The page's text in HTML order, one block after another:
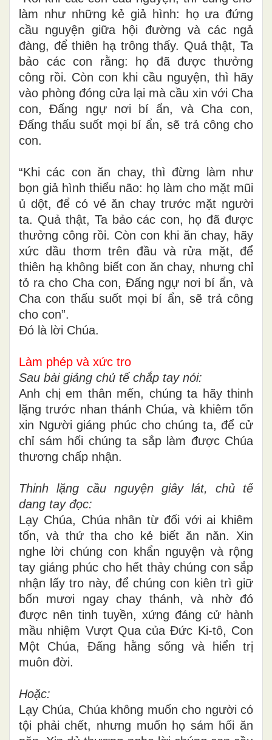
làm như những kẻ giả hình: họ ưa đứng
cầu nguyện giữa hội đường và các ngả
đàng, để thiên hạ trông thấy. Quả thật, Ta
bảo các con rằng: họ đã được thưởng
công rồi. Còn con khi cầu nguyện, thì hãy
vào phòng đóng cửa lại mà cầu xin với Cha
con, Ðấng ngự nơi bí ẩn, và Cha con,
Ðấng thấu suốt mọi bí ẩn, sẽ trả công cho
con.
“Khi các con ăn chay, thì đừng làm như
bọn giả hình thiểu não: họ làm cho mặt mũi
ủ dột, để có vẻ ăn chay trước mặt người
ta. Quả thật, Ta bảo các con, họ đã được
thưởng công rồi. Còn con khi ăn chay, hãy
xức dầu thơm trên đầu và rửa mặt, để
thiên hạ không biết con ăn chay, nhưng chỉ
tỏ ra cho Cha con, Ðấng ngự nơi bí ẩn, và
Cha con thấu suốt mọi bí ẩn, sẽ trả công
cho con”.
Ðó là lời Chúa.
Làm phép và xức tro
Sau bài giảng chủ tế chắp tay nói:
Anh chị em thân mến, chúng ta hãy thinh
lặng trước nhan thánh Chúa, và khiêm tốn
xin Người giáng phúc cho chúng ta, để cử
chỉ sám hối chúng ta sắp làm được Chúa
thương chấp nhận.
Thinh lặng cầu nguyện giây lát, chủ tế
dang tay đọc:
Lạy Chúa, Chúa nhân từ đối với ai khiêm
tốn, và thứ tha cho kẻ biết ăn năn. Xin
nghe lời chúng con khẩn nguyện và rộng
tay giáng phúc cho hết thảy chúng con sắp
nhận lấy tro này, để chúng con kiên trì giữ
bốn mươi ngay chay thánh, và nhờ đó
được nên tinh tuyền, xứng đáng cử hành
mầu nhiệm Vượt Qua của Ðức Ki-tô, Con
Một Chúa, Ðấng hằng sống và hiển trị
muôn đời.
Hoặc:
Lạy Chúa, Chúa không muốn cho người có
tội phải chết, nhưng muốn họ sám hối ăn